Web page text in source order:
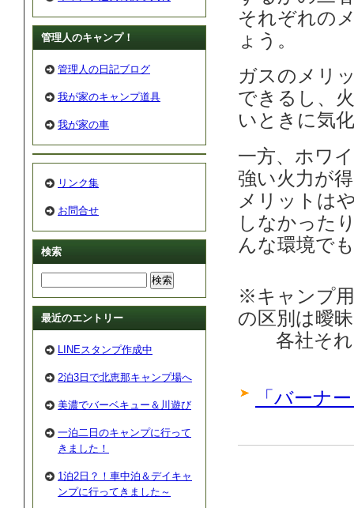
それぞれの
ょう。
ガスのメリ
できるし、
いときに気
一方、ホワ
強い火力が
メリットは
しなかった
んな環境で
※キャンプ
の区別は曖
各社それ
「バーナ
管理人のキャンプ！
管理人の日記ブログ
我が家のキャンプ道具
我が家の車
リンク集
お問合せ
検索
最近のエントリー
LINEスタンプ作成中
2泊3日で北恵那キャンプ場へ
美濃でバーベキュー＆川遊び
一泊二日のキャンプに行って
きました！
1泊2日？！車中泊＆デイキャ
ンプに行ってきました～